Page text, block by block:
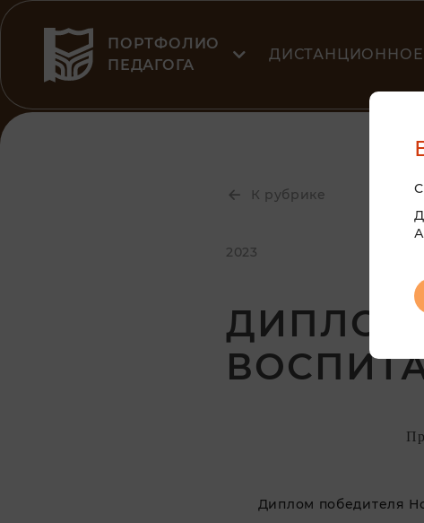
ПОРТФОЛИО
ПЕДАГОГА
К рубрике
2023
ДИПЛОМ
Диплом победителя